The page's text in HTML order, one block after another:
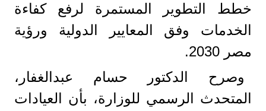
خطط التطوير المستمرة لرفع كفاءة
الخدمات وفق المعايير الدولية ورؤية
مصر 2030.
وصرح الدكتور حسام عبدالغفار،
المتحدث الرسمي للوزارة، بأن العيادات